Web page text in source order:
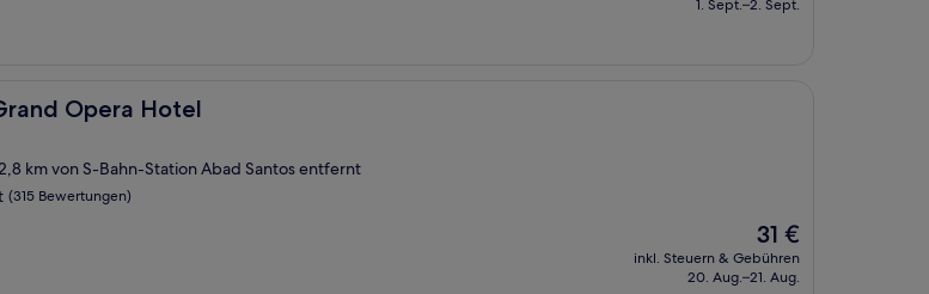
1. Sept.–2. Sept.
Opera Hotel
Opera Hotel
km von S-Bahn-Station Abad Santos entfernt
(315 Bewertungen)
Der
Preis
beträgt
31 €
inkl. Steuern & Gebühren
20. Aug.–21. Aug.